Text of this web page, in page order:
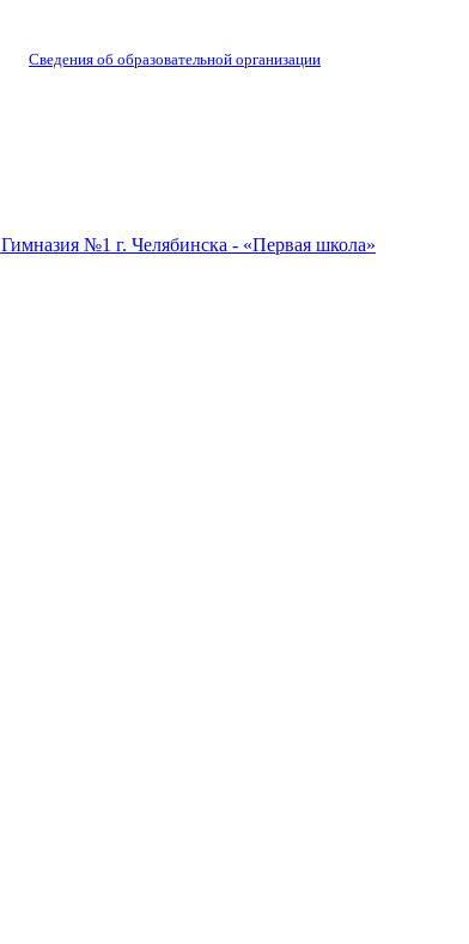
Сведения об образовательной организации
Гимназия №1 г. Челябинска - «Первая школа»